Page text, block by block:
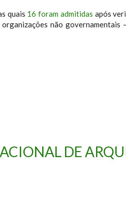
quais 16 foram admitidas após
não
DE